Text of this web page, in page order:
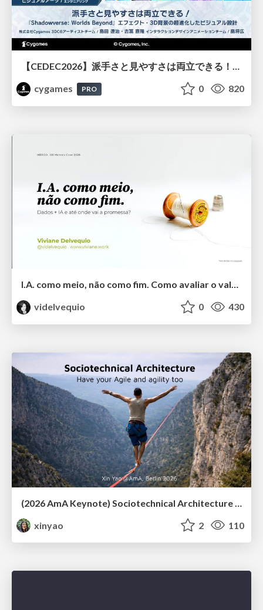
cygames
PRO 0 820
I.A. como meio, não como fim. Como avaliar o valor entregue?
videlvequio
0 430
xinyao
2 110